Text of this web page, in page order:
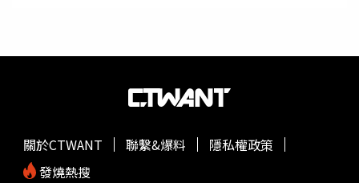
關於CTWANT 聯繫&爆料
隱私權政策
發燒熱搜